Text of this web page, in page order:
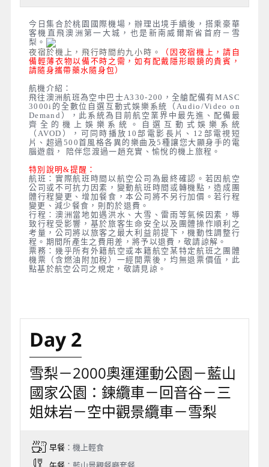
今日集合於桃園國際機場，辦理出境手續後，搭乘豪華
客機直飛澳洲第一大城， 也是新南威爾斯省首府－雪
梨。
夜宿於機上，飛行時間約九小時。
（因夜宿機上，請自
備輕薄衣物以備不時之需，如有配戴隱形眼鏡的貴賓，
請隨身攜帶藥水隨身包）
航機介紹：
飛往澳洲航班為空中巴士A330-200，全艙配備有MASC
3000i的全數位自選互動式娛樂系統（Audio/Video on
Demand），此系統為目前航空業界中最先進、配備最
齊全的機上娛樂系統。自選互動式娛樂系統
（AVOD），可同時播放10部電影長片、12部電視短
片、超過500首風格各異的樂曲及5種讓您大顯身手的電
腦遊戲， 陪伴您渡過一趟充實、愉悅的機上旅程。
特別說明&提醒：
航班：實際航班時間以航空公司為最終確認。若因航空
公司或不可抗力因素，變動航班時間或轉機點，造成團
體行程變更、增加餐食，本公司將不另行加價。若行程
變更、減少餐食，則酌於退費。
行程：澳洲當地如遇洪水、大雪、雷雨等氣候因素，導
致行程受影響，基於旅客生命安全以及團體操作順利之
考量，公司將以旅客之最大利益前提下，機動性調整行
程。期間所產生之費用差，將予以退費，敬請諒解。
票務：幾乎所有外籍航空或本籍航空某特定航班之團體
機票（含燃油附加稅）一經開票後，均無退票價值，此
點基於航空公司之規定，敬請見諒。
Day 2
雪梨－2000奧運運動公園－藍山
國家公園：鍊纜車－回音谷－三
姐妹岩－空中觀景纜車－雪梨
早餐：機上輕食